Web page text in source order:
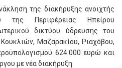
της διακήρυξης ανοιχτής
της Περιφέρειας Ηπείρου
δικτύου ύδρευσης του
Μαζαρακίου, Ριαχόβου,
624.000 ευρώ και
με νέα διακήρυξη.